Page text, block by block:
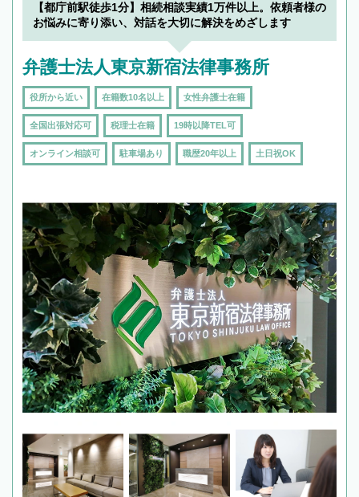
【都庁前駅徒歩1分】相続相談実績1万件以上。依頼者様の
お悩みに寄り添い、対話を大切に解決をめざします
弁護士法人東京新宿法律事務所
役所から近い 在籍数10名以上 女性弁護士在籍
全国出張対応可 税理士在籍 19時以降TEL可
オンライン相談可 駐車場あり 職歴20年以上 土日祝OK